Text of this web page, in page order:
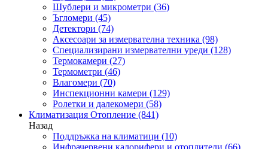
Шублери и микрометри (36)
Ъгломери (45)
Детектори (74)
Аксесоари за измервателна техника (98)
Специализирани измервателни уреди (128)
Термокамери (27)
Термометри (46)
Влагомери (70)
Инспекционни камери (129)
Ролетки и далекомери (58)
Климатизация Отопление (841)
Назад
Поддръжка на климатици (10)
Инфрачервени калорифери и отоплители (66)